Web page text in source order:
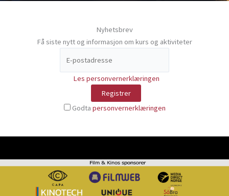
Nyhetsbrev
Få siste nytt og informasjon om kurs og aktiviteter
Les personvernerklæringen
Godta personvernerklæringen